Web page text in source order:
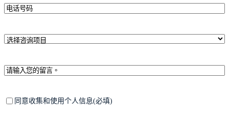
电
码
*
选
询
*
留
隐* 同意收集和使用个人信息(必填)